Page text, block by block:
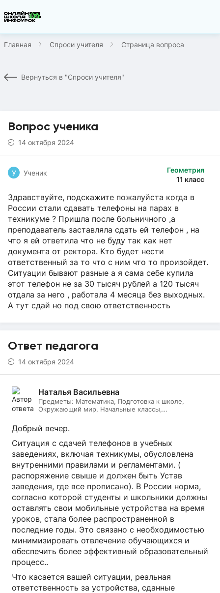
Главная Спроси учителя Страница вопроса
Вернуться в "Спроси учителя"
Вопрос ученика
14 октября 2024
Геометрия
11 класс
У Ученик
Здравствуйте, подскажите пожалуйста когда в
России стали сдавать телефоны на парах в
техникуме ? Пришла после больничного ,а
преподаватель заставляла сдать ей телефон , на
что я ей ответила что не буду так как нет
документа от ректора. Кто будет нести
ответственный за то что с ним что то произойдет.
Ситуации бывают разные а я сама себе купила
этот телефон не за 30 тысяч рублей а 120 тысяч
отдала за него , работала 4 месяца без выходных.
А тут сдай но под свою ответственность
Ответ педагога
14 октября 2024
Наталья Васильевна
Предметы: Математика, Подготовка к школе,
Окружающий мир, Начальные классы,
Добрый вечер.
Ситуация с сдачей телефонов в учебных
заведениях, включая техникумы, обусловлена
внутренними правилами и регламентами. (
распоряжение свыше и должен быть Устав
заведения, где все прописано). В России норма,
согласно которой студенты и школьники должны
оставлять свои мобильные устройства на время
уроков, стала более распространенной в
последние годы. Это связано с необходимостью
минимизировать отвлечение обучающихся и
обеспечить более эффективный образовательный
процесс..
Что касается вашей ситуации, реальная
ответственность за устройства, сданные